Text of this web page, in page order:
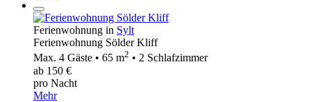
Ferienwohnung in Sylt
Ferienwohnung Sölder Kliff
Max. 4 Gäste • 65 m2 • 2 Schlafzimmer
ab 150 €
pro Nacht
Mehr